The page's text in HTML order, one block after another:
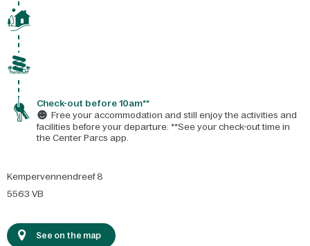
Check-out before 10am**
Free your accommodation and still enjoy the activities and
facilities before your departure. **See your check-out time in
the Center Parcs app.
Kempervennendreef 8
5563 VB
See on the map